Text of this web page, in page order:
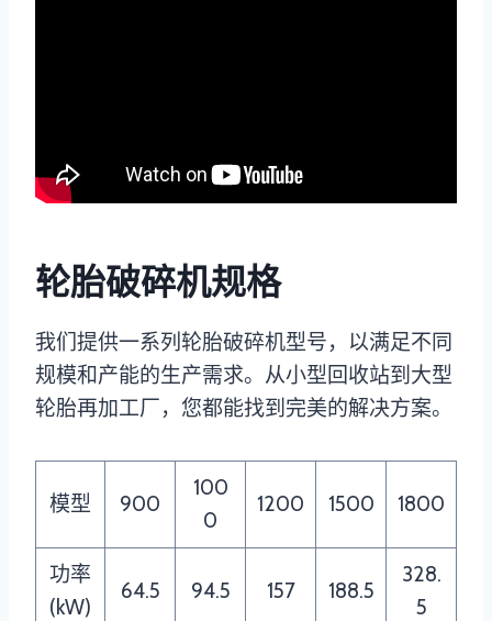
轮胎破碎机规格
我们提供一系列轮胎破碎机型号，以满足不同
规模和产能的生产需求。从小型回收站到大型
轮胎再加工厂，您都能找到完美的解决方案。
模型 900
100
0
1200 1500 1800
功率
(kW)
64.5 94.5 157 188.5
328.
5